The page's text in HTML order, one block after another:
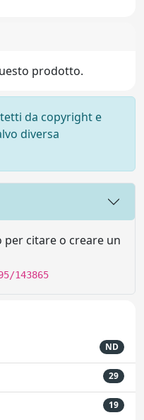
prodotto.
da copyright e
diversa
citare o creare un
143865
ND
29
19